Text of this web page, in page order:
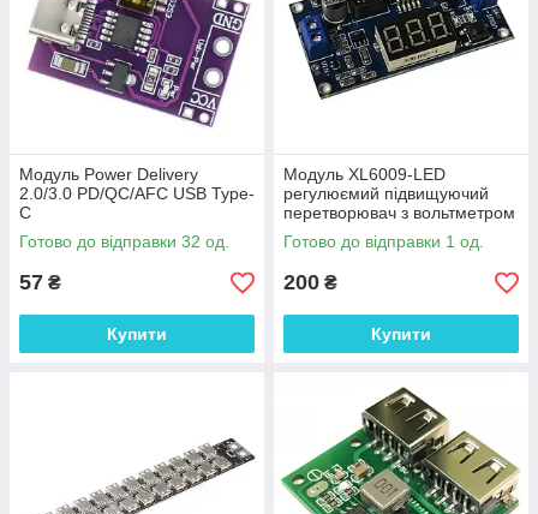
Модуль Power Delivery
2.0/3.0 PD/QC/AFC USB Type-
C
Готово до відправки 32 од.
57 ₴
Купити
Модуль XL6009-LED
регулюємий підвищуючий
перетворювач з вольтметром
Uin: 3...32V, Uout: 5...35V
Готово до відправки 1 од.
200 ₴
Купити